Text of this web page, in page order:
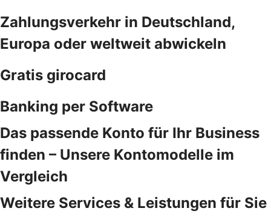
Zahlungsverkehr in Deutschland,
Europa oder weltweit abwickeln
Gratis girocard
Banking per Software
Das passende Konto für Ihr Business
finden – Unsere Kontomodelle im
Vergleich
Weitere Services & Leistungen für Sie